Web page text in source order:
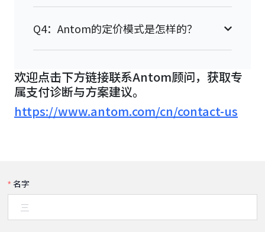
Q4：Antom的定价模式是怎样的？
欢迎点击下方链接联系Antom顾问，获取专
属支付诊断与方案建议。
https://www.antom.com/cn/contact-us
名字